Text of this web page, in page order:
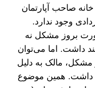
صاحب آپارتمان
وجود ندارد.
بروز مشکل نه
داشت. اما می‌توان
مالک به دلیل
داشت. همین موضوع